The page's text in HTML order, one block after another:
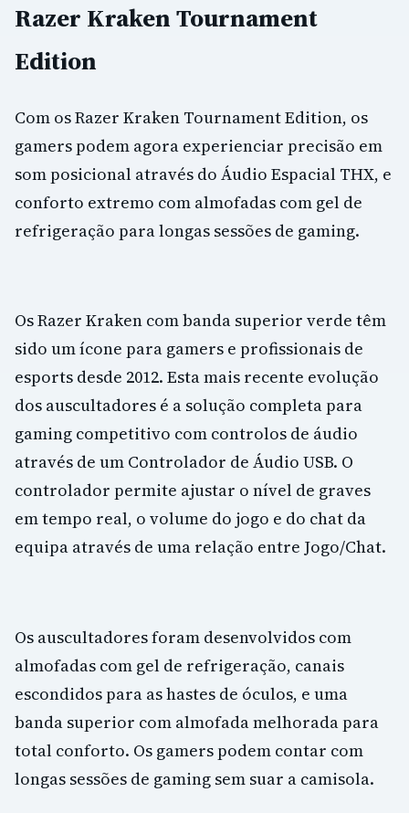
Razer Kraken Tournament
Edition
Com os Razer Kraken Tournament Edition, os
gamers podem agora experienciar precisão em
som posicional através do Áudio Espacial THX, e
conforto extremo com almofadas com gel de
refrigeração para longas sessões de gaming.
Os Razer Kraken com banda superior verde têm
sido um ícone para gamers e profissionais de
esports desde 2012. Esta mais recente evolução
dos auscultadores é a solução completa para
gaming competitivo com controlos de áudio
através de um Controlador de Áudio USB. O
controlador permite ajustar o nível de graves
em tempo real, o volume do jogo e do chat da
equipa através de uma relação entre Jogo/Chat.
Os auscultadores foram desenvolvidos com
almofadas com gel de refrigeração, canais
escondidos para as hastes de óculos, e uma
banda superior com almofada melhorada para
total conforto. Os gamers podem contar com
longas sessões de gaming sem suar a camisola.